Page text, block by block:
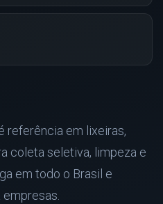
referência em lixeiras,
coleta seletiva, limpeza e
em todo o Brasil e